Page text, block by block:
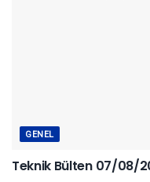
GENEL
Teknik Bülten 07/08/